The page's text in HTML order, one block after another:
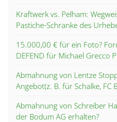
Kraftwerk vs. Pelham:
Pastiche-Schranke des
15.000,00 € für ein Foto?
DEFEND für Michael Grecco
Abmahnung von Lentze
Angebot(z. B. für Schalke, FC
Abmahnung von Schreiber
der Bodum AG erhalten?